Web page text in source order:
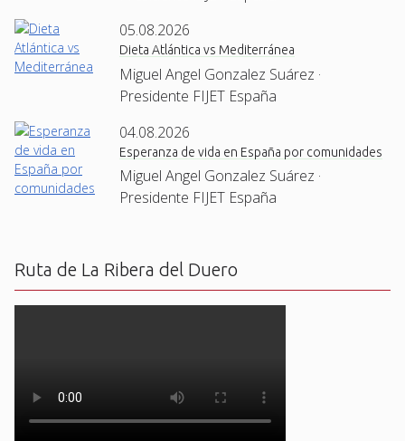
05.08.2026
Dieta Atlántica vs Mediterránea
Miguel Angel Gonzalez Suárez ·
Presidente FIJET España
04.08.2026
Esperanza de vida en España por comunidades
Miguel Angel Gonzalez Suárez ·
Presidente FIJET España
Ruta de La Ribera del Duero